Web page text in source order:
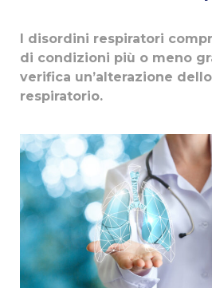
I disordini respiratori
di condizioni più o meno
verifica un’alterazione
respiratorio.